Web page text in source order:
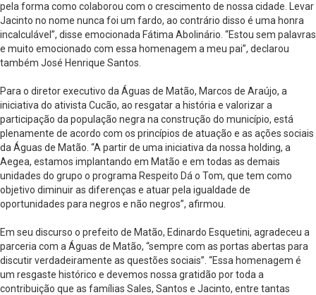
pela forma como colaborou com o crescimento de nossa cidade. Levar
Jacinto no nome nunca foi um fardo, ao contrário disso é uma honra
incalculável”, disse emocionada Fátima Abolinário. “Estou sem palavras
e muito emocionado com essa homenagem a meu pai”, declarou
também José Henrique Santos.
Para o diretor executivo da Águas de Matão, Marcos de Araújo, a
iniciativa do ativista Cucão, ao resgatar a história e valorizar a
participação da população negra na construção do município, está
plenamente de acordo com os princípios de atuação e as ações sociais
da Águas de Matão. “A partir de uma iniciativa da nossa holding, a
Aegea, estamos implantando em Matão e em todas as demais
unidades do grupo o programa Respeito Dá o Tom, que tem como
objetivo diminuir as diferenças e atuar pela igualdade de
oportunidades para negros e não negros”, afirmou.
Em seu discurso o prefeito de Matão, Edinardo Esquetini, agradeceu a
parceria com a Águas de Matão, “sempre com as portas abertas para
discutir verdadeiramente as questões sociais”. “Essa homenagem é
um resgaste histórico e devemos nossa gratidão por toda a
contribuição que as famílias Sales, Santos e Jacinto, entre tantas